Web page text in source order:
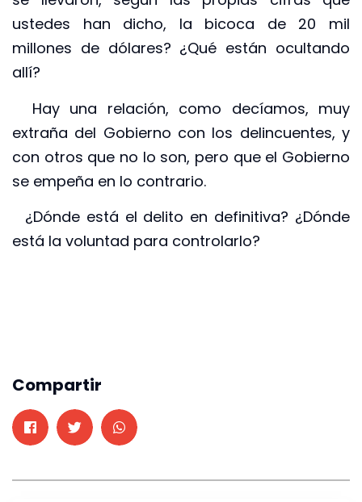
ustedes han dicho, la bicoca de 20 mil
millones de dólares? ¿Qué están ocultando
allí?
Hay una relación, como decíamos, muy
extraña del Gobierno con los delincuentes, y
con otros que no lo son, pero que el Gobierno
se empeña en lo contrario.
¿Dónde está el delito en definitiva? ¿Dónde
está la voluntad para controlarlo?
Compartir